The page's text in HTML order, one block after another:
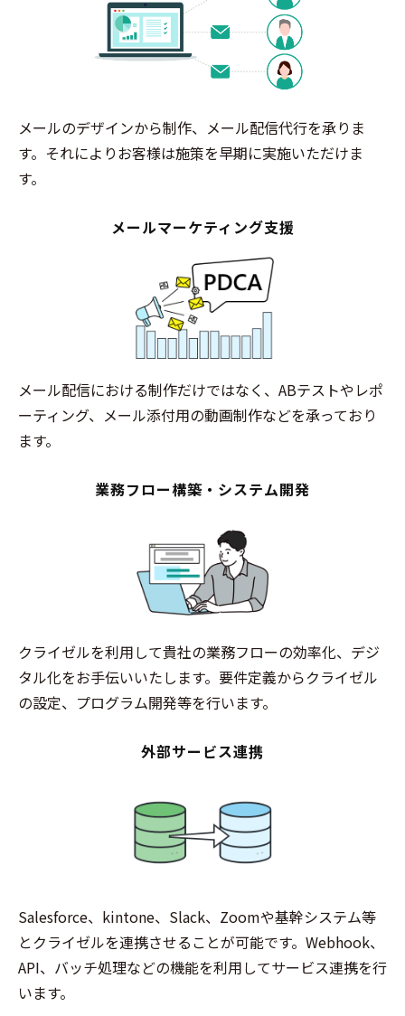
メールのデザインから制作、メール配信代行を承りま
す。それによりお客様は施策を早期に実施いただけま
す。
メールマーケティング支援
メール配信における制作だけではなく、ABテストやレポ
ーティング、メール添付用の動画制作などを承っており
ます。
業務フロー構築・システム開発
クライゼルを利用して貴社の業務フローの効率化、デジ
タル化をお手伝いいたします。要件定義からクライゼル
の設定、プログラム開発等を行います。
外部サービス連携
Salesforce、kintone、Slack、Zoomや基幹システム等
とクライゼルを連携させることが可能です。Webhook、
API、バッチ処理などの機能を利用してサービス連携を行
います。